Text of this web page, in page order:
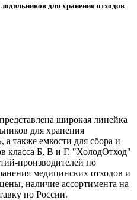
для хранения отходов
широкая линейка
для хранения
а также емкости для сбора и
класса Б, В и Г. "ХолодОтход"
производителей по
медицинских отходов и
наличие ассортимента на
по России.